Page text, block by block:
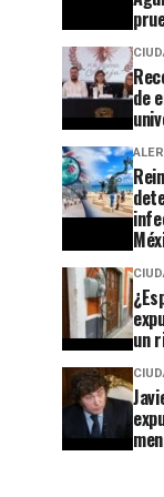
de
un
14
la UG a
60
de